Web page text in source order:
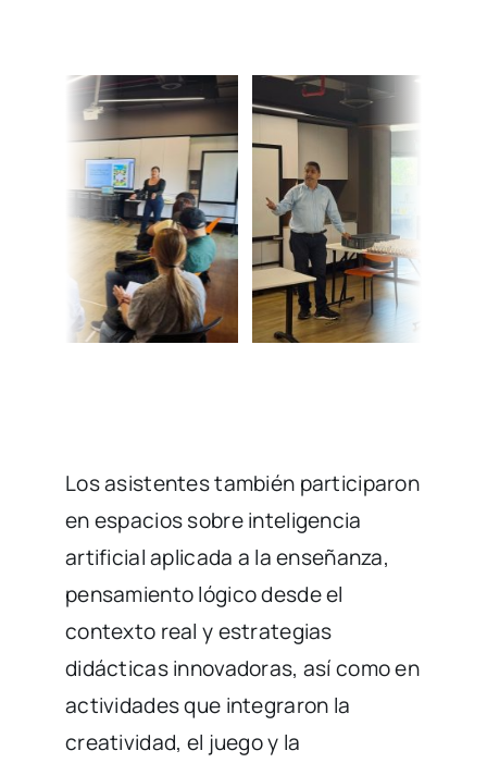
Los asistentes también participaron
en espacios sobre inteligencia
artificial aplicada a la enseñanza,
pensamiento lógico desde el
contexto real y estrategias
didácticas innovadoras, así como en
actividades que integraron la
creatividad, el juego y la